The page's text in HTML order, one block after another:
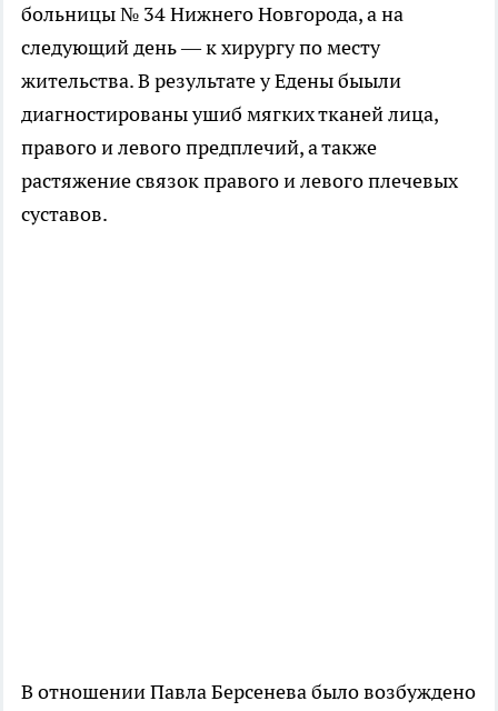
больницы № 34 Нижнего Новгорода, а на
следующий день — к хирургу по месту
жительства. В результате у Едены быыли
диагностированы ушиб мягких тканей лица,
правого и левого предплечий, а также
растяжение связок правого и левого плечевых
суставов.
В отношении Павла Берсенева было возбуждено